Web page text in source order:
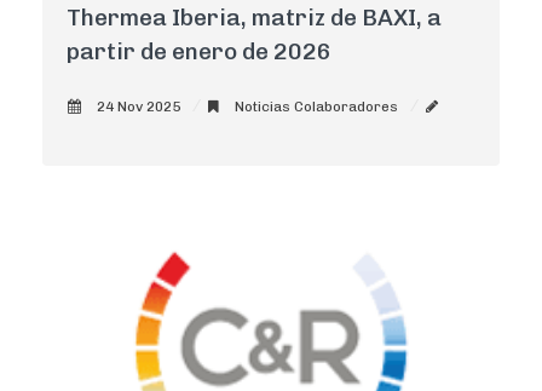
Thermea Iberia, matriz de BAXI, a
partir de enero de 2026
24 Nov 2025
Noticias Colaboradores